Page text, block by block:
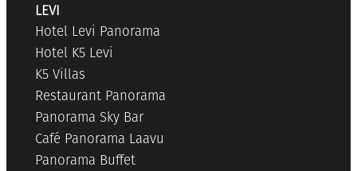
LEVI
Hotel Levi Panorama
Hotel K5 Levi
K5 Villas
Restaurant Panorama
Panorama Sky Bar
Café Panorama Laavu
Panorama Buffet